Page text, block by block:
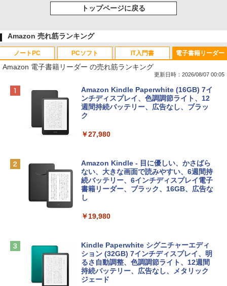
トップページに戻る
Amazon 売れ筋ランキング
ノートPC
Apple 2026 MacBook Neo A18 Proチッ
プ搭載13インチノートブック：AIとAppl
e Intelligence、Liquid Retinaディスプ
レイ、8GBメモリ、512GB SSD、1080p
ィゴ + 3年延長 AppleCare+ for 13インチ
￥162,598
tomtoc 360°保護 15.6 16インチ パソコ
ンケース Dell NEC Lavie ASUS HP dyna
Apple 2026 MacBook Air M5チップ搭載
13インチノートブック：AIとApple Intell
igence、13.6インチLiquid Retinaディ
スプレイ、24GBユニファイドメモリ、1
PCソフト
Robloxギフトカード - 800 Robux 【限
定バーチャルアイテムを含む】 【オンラ
インゲームコード】 ロブロックス | オン
ラインコード版
￥1,300
Robloxギフトカード - 2,000 Robux 【限
定バーチャルアイテムを含む】 【オンラ
インゲームコード】 ロブロックス | オン
ラインコード版
4(最新 永続版)|オンラインコード版|Wind
ows11、10/mac対応|PC2台
￥39,582
IT入門書
生成AIパスポート公式テキスト 第４版
￥1,766
出す プロンプトの言葉 AI画像生成シリー
ズ (はぴーイラストLabo)
￥480
ClaudeCode いちばんやさしい 教科書:
にもKindle出版にも！ 非エンジニアのた
めのAIコーディング入門シリーズ
￥99
電子書籍リーダー
Amazon 電子書籍リーダー の売れ筋ランキング
更新日時：2026/08/07 00:05
Amazon Kindle Paperwhite (16GB) 7イ
ンチディスプレイ、色調調節ライト、12
週間持続バッテリー、広告なし、ブラッ
ク
￥27,980
Amazon Kindle - 目に優しい、かさばら
ない、大きな画面で読みやすい、6週間持
続バッテリー、6インチディスプレイ電子
書籍リーダー、ブラック、16GB、広告な
し
￥19,980
Kindle Paperwhite シグニチャーエディ
ション (32GB) 7インチディスプレイ、明
るさ自動調整、色調調節ライト、12週間
持続バッテリー、広告なし、メタリック
ジェード